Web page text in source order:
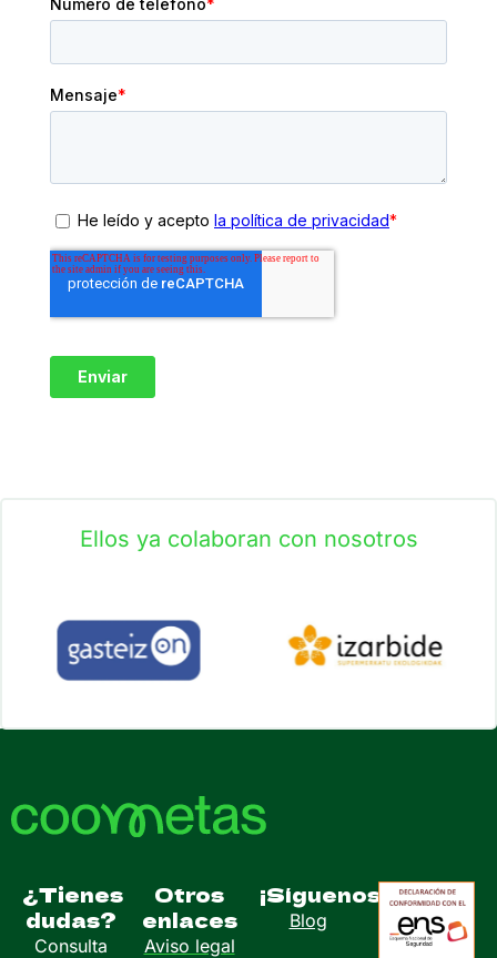
Ellos ya colaboran con nosotros
¿Tienes
dudas?
Consulta
Otros
enlaces
Aviso legal
¡Síguenos!
Blog